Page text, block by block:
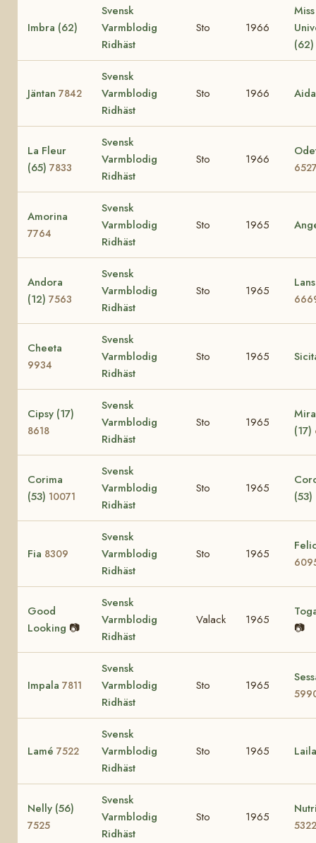
Imbra (62)
Svensk
Varmblodig
Ridhäst
Sto 1966
Miss
(62)
Jäntan 7842
Svensk
Varmblodig
Ridhäst
Sto 1966
La Fleur
(65) 7833
Svensk
Varmblodig
Ridhäst
Sto 1966
Amorina
7764
Svensk
Varmblodig
Ridhäst
Sto 1965
Andora
(12) 7563
Svensk
Varmblodig
Ridhäst
Sto 1965
Cheeta
9934
Svensk
Varmblodig
Ridhäst
Sto 1965
Cipsy (17)
8618
Svensk
Varmblodig
Ridhäst
Sto 1965
(17)
Corima
(53) 10071
Svensk
Varmblodig
Ridhäst
Sto 1965
(53)
Fia 8309
Svensk
Varmblodig
Ridhäst
Sto 1965
Good
Looking 📷
Svensk
Varmblodig
Ridhäst
Valack 1965
📷
Impala 7811
Svensk
Varmblodig
Ridhäst
Sto 1965
Lamé 7522
Svensk
Varmblodig
Ridhäst
Sto 1965
Nelly (56)
7525
Svensk
Varmblodig
Ridhäst
Sto 1965
5322